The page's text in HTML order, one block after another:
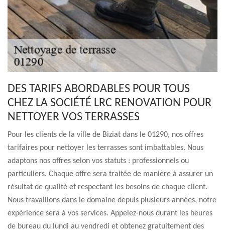
DES TARIFS ABORDABLES POUR TOUS
CHEZ LA SOCIÉTÉ LRC RENOVATION POUR
NETTOYER VOS TERRASSES
Pour les clients de la ville de Biziat dans le 01290, nos offres
tarifaires pour nettoyer les terrasses sont imbattables. Nous
adaptons nos offres selon vos statuts : professionnels ou
particuliers. Chaque offre sera traitée de manière à assurer un
résultat de qualité et respectant les besoins de chaque client.
Nous travaillons dans le domaine depuis plusieurs années, notre
expérience sera à vos services. Appelez-nous durant les heures
de bureau du lundi au vendredi et obtenez gratuitement des